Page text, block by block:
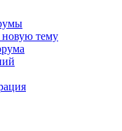
новую тему